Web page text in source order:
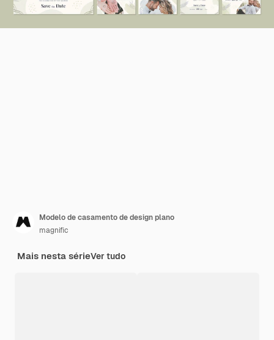
Modelo de casamento de design plano
magnific
Mais nesta sérieVer tudo